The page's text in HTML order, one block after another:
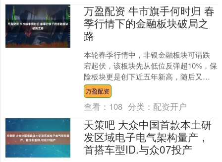
万盈配资 牛市旗手何时归 春
季行情下的金融板块破局之
路
本轮春季行情中，非银金融板块可谓跌
宕起伏，该板块先从低位反弹超10%，保
险板块更是创下近五年新高，随后又经
历连续两周的回调。沉寂已久的券商保
险再次进入广大股民的....
万盈配资
查看： 108 分类： 配资开户
天策吧 大众中国首款本土研
发区域电子电气架构量产，
首搭车型ID.与众07投产